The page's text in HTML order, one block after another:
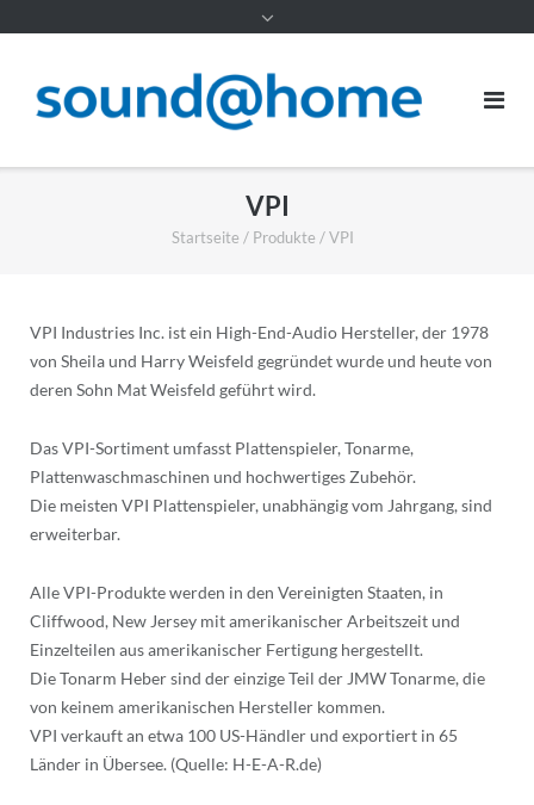
VPI
Startseite / Produkte / VPI
VPI Industries Inc. ist ein High-End-Audio Hersteller, der 1978
von Sheila und Harry Weisfeld gegründet wurde und heute von
deren Sohn Mat Weisfeld geführt wird.
Das VPI-Sortiment umfasst Plattenspieler, Tonarme,
Plattenwaschmaschinen und hochwertiges Zubehör.
Die meisten VPI Plattenspieler, unabhängig vom Jahrgang, sind
erweiterbar.
Alle VPI-Produkte werden in den Vereinigten Staaten, in
Cliffwood, New Jersey mit amerikanischer Arbeitszeit und
Einzelteilen aus amerikanischer Fertigung hergestellt.
Die Tonarm Heber sind der einzige Teil der JMW Tonarme, die
von keinem amerikanischen Hersteller kommen.
VPI verkauft an etwa 100 US-Händler und exportiert in 65
Länder in Übersee. (Quelle: H-E-A-R.de)